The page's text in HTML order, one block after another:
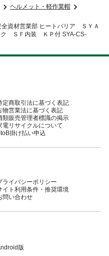
ヘルメット・軽作業帽
全資材営業部 ヒートバリア ＳＹＡ
ク ＳＦ内装 ＫＰ付 SYA-CS-
定商取引法に基づく表記
物営業法に基づく表記
類販売管理者標識の掲示
電リサイクルについて
掛け払い申込
ライバシーポリシー
イト利用条件・推奨環境
問い合わせ
版